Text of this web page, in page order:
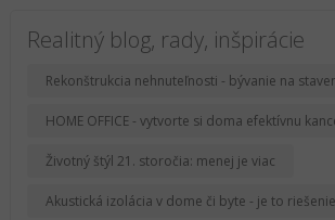
Realitný blog, rady, inšpirácie
Rekonštrukcia nehnuteľnosti - bývanie na
HOME OFFICE - vytvorte si doma efektívnu
Životný štýl 21. storočia: menej je viac
Akustická izolácia v dome či byte - je to